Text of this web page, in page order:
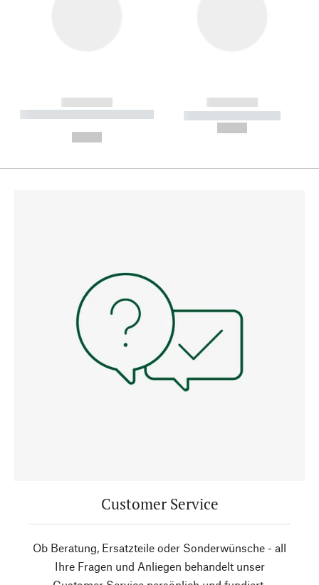
------------
----------- ----------- --------
------------
----------- -----------
Customer Service
Ob Beratung, Ersatzteile oder Sonderwünsche - all
Ihre Fragen und Anliegen behandelt unser